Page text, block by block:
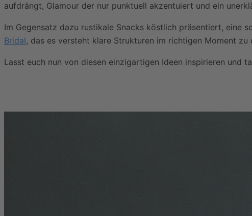
aufdrängt, Glamour der nur punktuell akzentuiert und ein
Im Gegensatz dazu rustikale Snacks köstlich präsentiert, eine
Bridal, das es versteht klare Strukturen im richtigen Moment zu
Lasst euch nun von diesen einzigartigen Ideen inspirieren und